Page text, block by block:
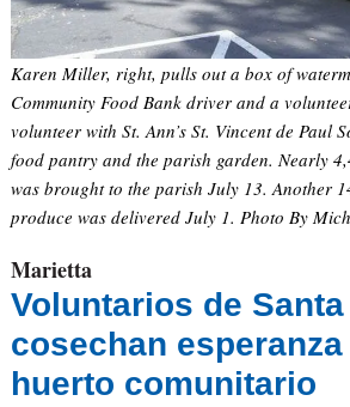
Karen Miller, right, pulls out a box of
Community Food Bank driver and a
volunteer with St. Ann’s St. Vincent de Paul
food pantry and the parish garden. Nearly
was brought to the parish July 13. Another
produce was delivered July 1. Photo By
Marietta
Voluntarios de
cosechan
huerto comunitario